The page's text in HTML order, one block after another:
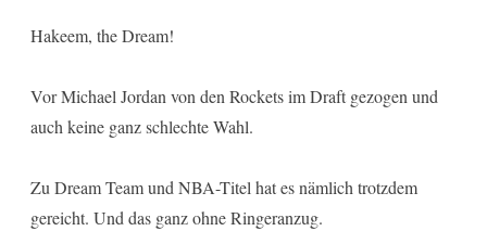
Hakeem, the Dream!
Vor Michael Jordan von den Rockets im Draft gezogen und
auch keine ganz schlechte Wahl.
Zu Dream Team und NBA-Titel hat es nämlich trotzdem
gereicht. Und das ganz ohne Ringeranzug.